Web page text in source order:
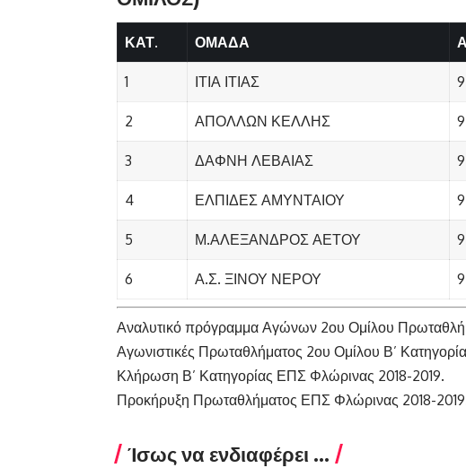
ΚΑΤ. ΟΜΑΔΑ
1 ΙΤΙΑ ΙΤΙΑΣ 9
2 ΑΠΟΛΛΩΝ ΚΕΛΛΗΣ 9
3 ΔΑΦΝΗ ΛΕΒΑΙΑΣ 9
4 ΕΛΠΙΔΕΣ ΑΜΥΝΤΑΙΟΥ 9
5 Μ.ΑΛΕΞΑΝΔΡΟΣ ΑΕΤΟΥ 9
6 Α.Σ. ΞΙΝΟΥ ΝΕΡΟΥ 9
Αναλυτικό πρόγραμμα Αγώνων 2ου Ομίλου
Αγωνιστικές Πρωταθλήματος 2ου Ομίλου Β’
Κλήρωση Β’ Κατηγορίας ΕΠΣ Φλώρινας 2018-2019.
Προκήρυξη Πρωταθλήματος ΕΠΣ Φλώρινας 2018-
Ίσως να ενδιαφέρει ...